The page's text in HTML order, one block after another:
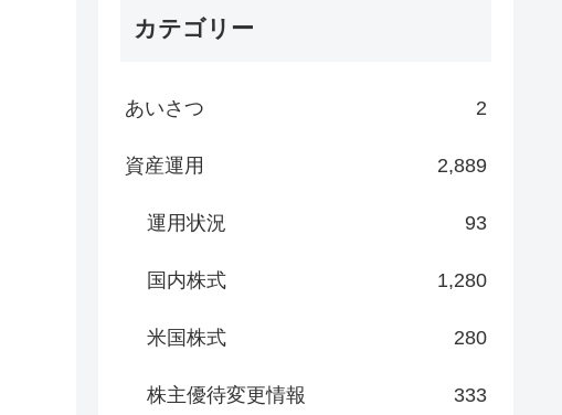
カテゴリー
あいさつ 2
資産運用 2,889
運用状況 93
国内株式 1,280
米国株式 280
株主優待変更情報 333